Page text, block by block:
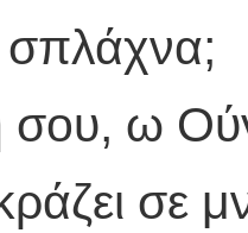
σπλάχνα;
σου, ω
σε